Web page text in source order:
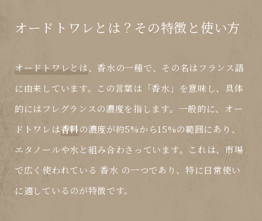
オードトワレとは？その特徴と使い方
オードトワレとは、香水の一種で、その名はフランス語
に由来しています。この言葉は「香水」を意味し、具体
的にはフレグランスの濃度を指します。一般的に、オー
ドトワレは香料の濃度が約5%から15%の範囲にあり、
エタノールや水と組み合わさっています。これは、市場
で広く使われている 香水 の一つであり、特に日常使い
に適しているのが特徴です。